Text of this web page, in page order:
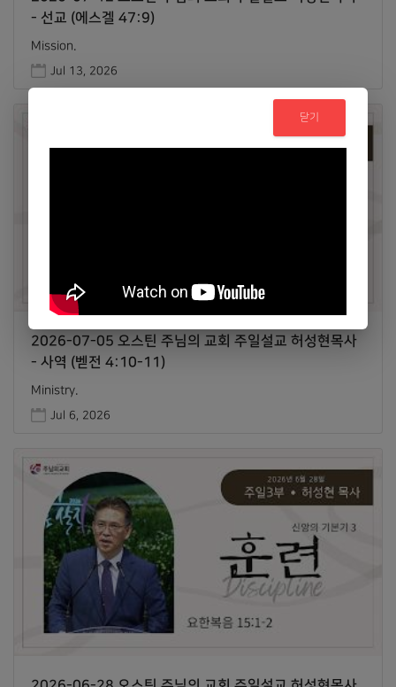
- 선교 (에스겔 47:9)
Mission.
Jul 13, 2026
2026-07-05 오스틴 주님의 교회 주일설교 허성현목사
- 사역 (벧전 4:10-11)
Ministry.
Jul 6, 2026
닫기